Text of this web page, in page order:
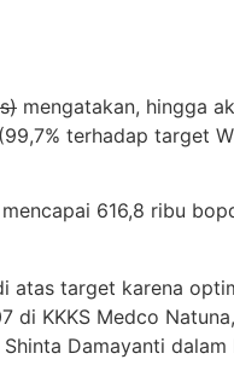
mengatakan, hingga
terhadap target
616,8 ribu
atas target karena
KKKS Medco
Damayanti